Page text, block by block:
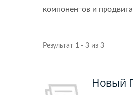
компонентов и
Результат 1 - 3 из 3
Новый
Для Линии